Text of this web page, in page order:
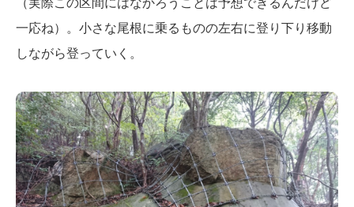
（実際この区間にはなかろうことは予想できるんだけど
一応ね）。小さな尾根に乗るものの左右に登り下り移動
しながら登っていく。